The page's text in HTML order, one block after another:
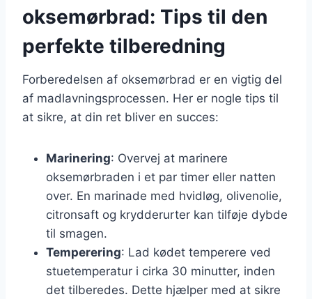
oksemørbrad: Tips til den
perfekte tilberedning
Forberedelsen af oksemørbrad er en vigtig del
af madlavningsprocessen. Her er nogle tips til
at sikre, at din ret bliver en succes:
Marinering: Overvej at marinere
oksemørbraden i et par timer eller natten
over. En marinade med hvidløg, olivenolie,
citronsaft og krydderurter kan tilføje dybde
til smagen.
Temperering: Lad kødet temperere ved
stuetemperatur i cirka 30 minutter, inden
det tilberedes. Dette hjælper med at sikre